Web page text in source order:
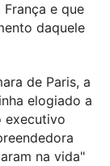
e que
daquele
de Paris, a
elogiado a
executivo
na vida"